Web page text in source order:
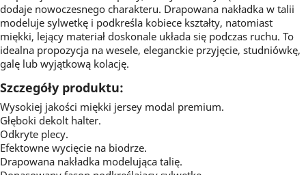
dodaje nowoczesnego charakteru. Drapowana nakładka w talii
modeluje sylwetkę i podkreśla kobiece kształty, natomiast
miękki, lejący materiał doskonale układa się podczas ruchu. To
idealna propozycja na wesele, eleganckie przyjęcie, studniówkę,
galę lub wyjątkową kolację.
Szczegóły produktu:
Wysokiej jakości miękki jersey modal premium.
Głęboki dekolt halter.
Odkryte plecy.
Efektowne wycięcie na biodrze.
Drapowana nakładka modelująca talię.